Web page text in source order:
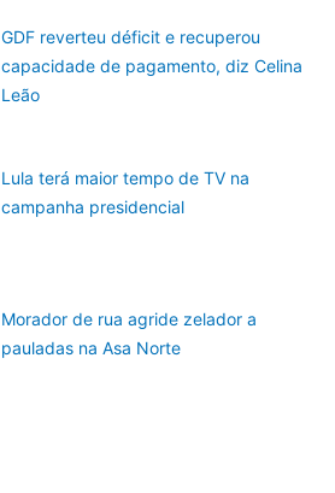
GDF reverteu déficit e recuperou
capacidade de pagamento, diz Celina
Leão
Lula terá maior tempo de TV na
campanha presidencial
Morador de rua agride zelador a
pauladas na Asa Norte